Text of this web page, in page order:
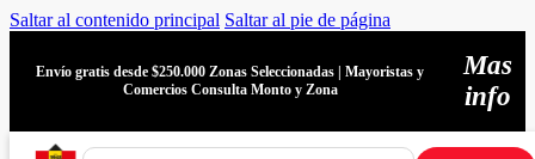
Saltar al contenido principal Saltar al pie de página
Envío gratis desde $250.000 Zonas Seleccionadas | Mayoristas y
Comercios Consulta Monto y Zona
Mas
info